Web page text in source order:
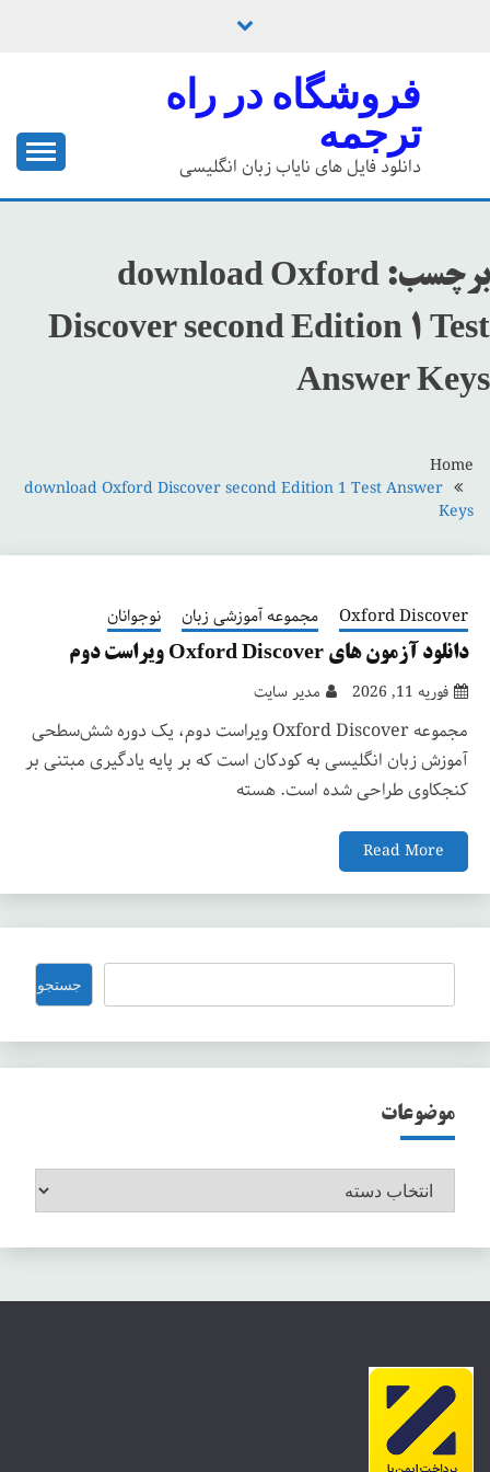
فروشگاه در راه
ترجمه
دانلود فایل های نایاب زبان انگلیسی
برچسب: download Oxford
Discover second Edition 1 Test
Answer Keys
Home
download Oxford Discover second Edition 1 Test Answer
Keys
Oxford Discover مجموعه آموزشی زبان نوجوانان
دانلود آزمون های Oxford Discover ویراست دوم
فوریه 11, 2026 مدیر سایت
مجموعه Oxford Discover ویراست دوم، یک دوره شش‌سطحی
آموزش زبان انگلیسی به کودکان است که بر پایه یادگیری مبتنی بر
کنجکاوی طراحی شده است. هسته
Read More
جستجو جستجو
موضوعات
موضوعات